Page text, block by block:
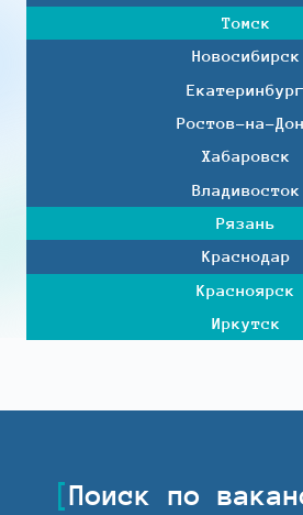
Томск
Новосибирск
Екатеринбург
Ростов-на-
Хабаровск
Владивосток
Рязань
Краснодар
Красноярск
Иркутск
Поиск по